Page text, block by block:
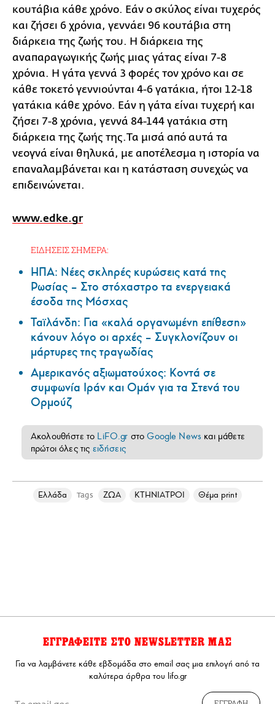
κουτάβια κάθε χρόνο. Εάν ο σκύλος είναι τυχερός
και ζήσει 6 χρόνια, γεννάει 96 κουτάβια στη
διάρκεια της ζωής του. Η διάρκεια της
αναπαραγωγικής ζωής μιας γάτας είναι 7-8
χρόνια. Η γάτα γεννά 3 φορές τον χρόνο και σε
κάθε τοκετό γεννιούνται 4-6 γατάκια, ήτοι 12-18
γατάκια κάθε χρόνο. Εάν η γάτα είναι τυχερή και
ζήσει 7-8 χρόνια, γεννά 84-144 γατάκια στη
διάρκεια της ζωής της.Τα μισά από αυτά τα
νεογνά είναι θηλυκά, με αποτέλεσμα η ιστορία να
επαναλαμβάνεται και η κατάσταση συνεχώς να
επιδεινώνεται.
www.edke.gr
ΕΙΔΗΣΕΙΣ ΣΗΜΕΡΑ:
ΗΠΑ: Nέες σκληρές κυρώσεις κατά της
Ρωσίας – Στο στόχαστρο τα ενεργειακά
έσοδα της Μόσχας
Ταϊλάνδη: Για «καλά οργανωμένη επίθεση»
κάνουν λόγο οι αρχές – Συγκλονίζουν οι
μάρτυρες της τραγωδίας
Αμερικανός αξιωματούχος: Κοντά σε
συμφωνία Ιράν και Ομάν για τα Στενά του
Ορμούζ
Ακολουθήστε το LiFO.gr στοGoogle News και μάθετε
πρώτοι όλες τις ειδήσεις
Ελλάδα Tags ΖΩΑ ΚΤΗΝΙΑΤΡΟΙ Θέμα print
ΕΓΓΡΑΦΕΙΤΕ ΣΤΟ NEWSLETTER ΜΑΣ
Για να λαμβάνετε κάθε εβδομάδα στο email σας μια επιλογή από τα
καλύτερα άρθρα του lifo.gr